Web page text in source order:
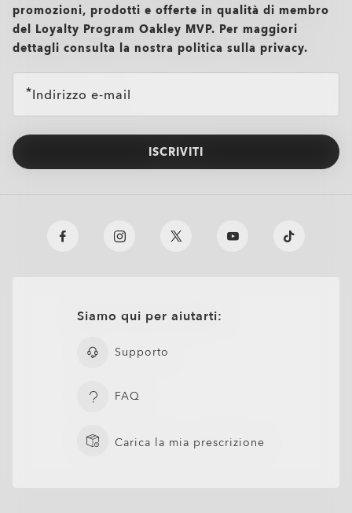
promozioni, prodotti e offerte in qualità di membro
del Loyalty Program Oakley MVP. Per maggiori
dettagli consulta la nostra politica sulla privacy.
Indirizzo e-mail
ISCRIVITI
Siamo qui per aiutarti:
Supporto
FAQ
Carica la mia prescrizione